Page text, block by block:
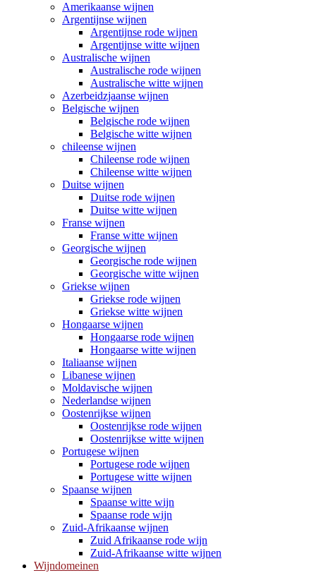
Amerikaanse wijnen
Argentijnse wijnen
Argentijnse rode wijnen
Argentijnse witte wijnen
Australische wijnen
Australische rode wijnen
Australische witte wijnen
Azerbeidzjaanse wijnen
Belgische wijnen
Belgische rode wijnen
Belgische witte wijnen
chileense wijnen
Chileense rode wijnen
Chileense witte wijnen
Duitse wijnen
Duitse rode wijnen
Duitse witte wijnen
Franse wijnen
Franse witte wijnen
Georgische wijnen
Georgische rode wijnen
Georgische witte wijnen
Griekse wijnen
Griekse rode wijnen
Griekse witte wijnen
Hongaarse wijnen
Hongaarse rode wijnen
Hongaarse witte wijnen
Italiaanse wijnen
Libanese wijnen
Moldavische wijnen
Nederlandse wijnen
Oostenrijkse wijnen
Oostenrijkse rode wijnen
Oostenrijkse witte wijnen
Portugese wijnen
Portugese rode wijnen
Portugese witte wijnen
Spaanse wijnen
Spaanse witte wijn
Spaanse rode wijn
Zuid-Afrikaanse wijnen
Zuid Afrikaanse rode wijn
Zuid-Afrikaanse witte wijnen
Wijndomeinen